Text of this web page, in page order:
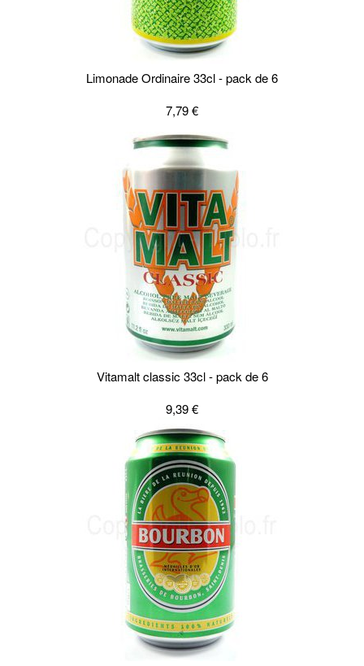
Limonade Ordinaire 33cl - pack de 6
7,79 €
Vitamalt classic 33cl - pack de 6
9,39 €